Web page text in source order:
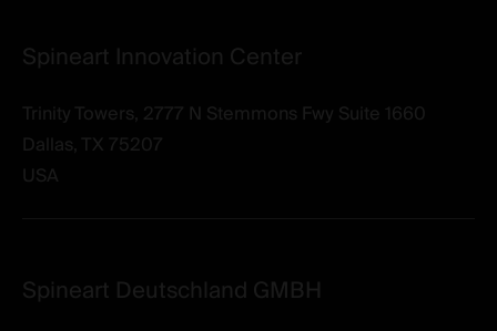
Spineart Innovation Center
Trinity Towers, 2777 N Stemmons Fwy Suite 1660
Dallas, TX 75207
USA
Spineart Deutschland GMBH